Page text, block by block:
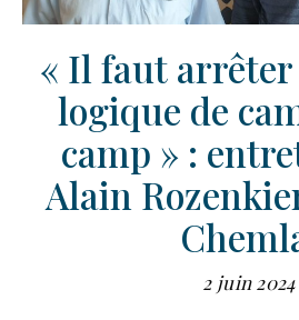
« Il faut arrêter
logique de
camp » :
Alain
2 juin 2024